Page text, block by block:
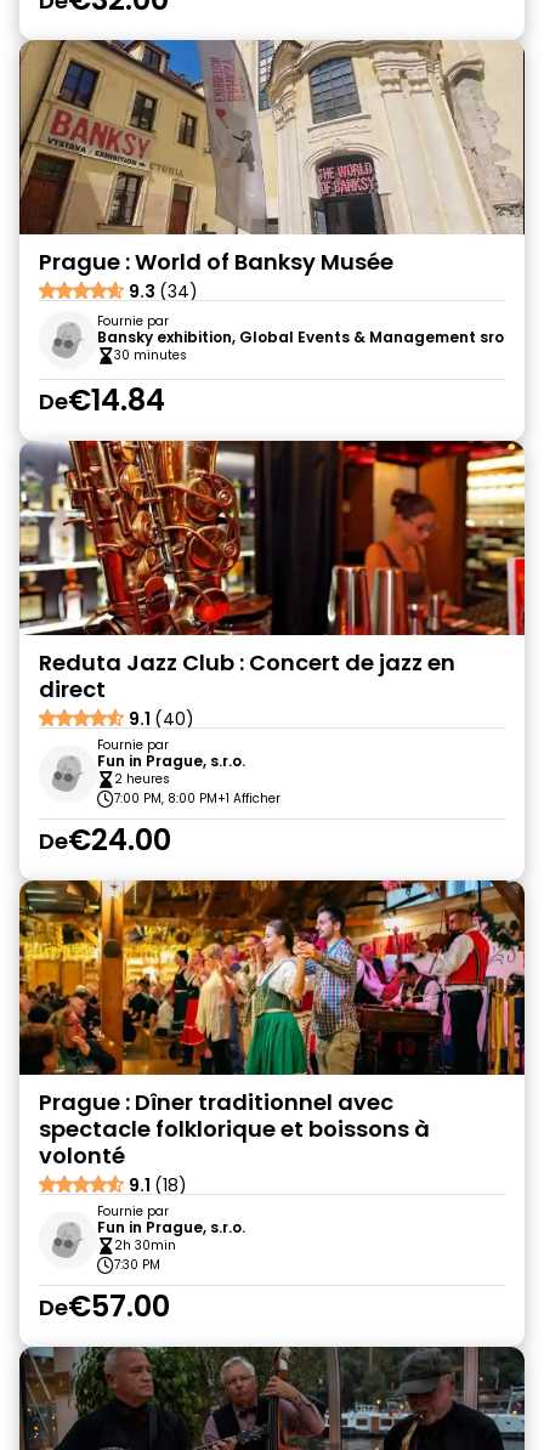
Prague : World of Banksy Musée
9.3 (34)
Fournie par
Bansky exhibition, Global Events & Management sro
30 minutes
De€14.84
Reduta Jazz Club : Concert de jazz en
direct
9.1 (40)
Fournie par
Fun in Prague, s.r.o.
2 heures
7:00 PM, 8:00 PM+1 Afficher
De€24.00
Prague : Dîner traditionnel avec
spectacle folklorique et boissons à
volonté
9.1 (18)
Fournie par
Fun in Prague, s.r.o.
2h 30min
7:30 PM
De€57.00